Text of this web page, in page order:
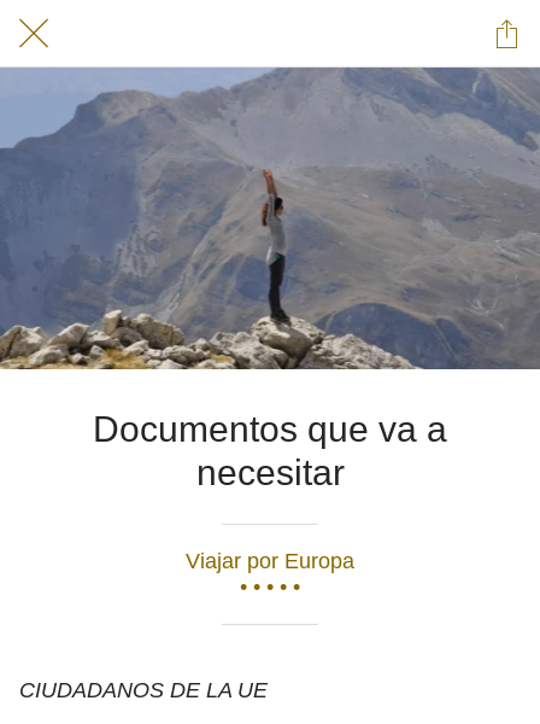
Documentos que va a
necesitar
Viajar por Europa
• • • • •
CIUDADANOS DE LA UE